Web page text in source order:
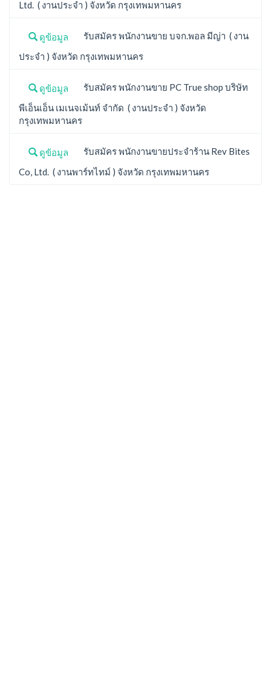
Ltd. ( งานประจำ ) จังหวัด กรุงเทพมหานคร
ดูข้อมูล
รับสมัคร พนักงานขาย บจก.พอล มีญ่า ( งาน
ประจำ ) จังหวัด กรุงเทพมหานคร
ดูข้อมูล
รับสมัคร พนักงานขาย PC True shop บริษัท
พีเอ็นเอ็น เมเนจเม้นท์ จำกัด ( งานประจำ ) จังหวัด
กรุงเทพมหานคร
ดูข้อมูล
รับสมัคร พนักงานขายประจำร้าน Rev Bites
Co, Ltd. ( งานพาร์ทไทม์ ) จังหวัด กรุงเทพมหานคร